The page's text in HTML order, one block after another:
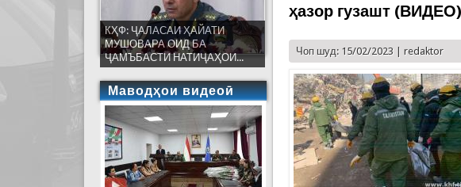
ҳазор гузашт (ВИДЕО)
Чоп шуд: 15/02/2023 |redaktor
КҲФ: ҶАЛАСАИ ҲАЙАТИ
МУШОВАРА ОИД БА
ҶАМЪБАСТИ НАТИҶАҲОИ...
Маводҳои видеоӣ